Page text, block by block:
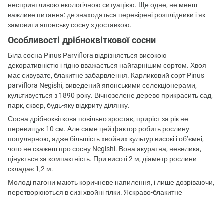
несприятливою екологічною ситуацією. Ще одне, не менш
важливе питання: де знаходяться перевірені розплідники і як
замовити японську сосну з доставкою.
Особливості дрібноквіткової сосни
Біла сосна Pinus Parviflora відрізняється високою
декоративністю і гідно вважається найгарнішим сортом. Хвоя
має сивувате, блакитне забарвлення. Карликовий сорт Pinus
parviflora Negishi, виведений японськими селекціонерами,
культивується з 1890 року. Вічнозелене дерево прикрасить сад,
парк, сквер, будь-яку відкриту ділянку.
Сосна дрібноквіткова повільно зростає, приріст за рік не
перевищує 10 см. Але саме цей фактор робить рослину
популярною, адже більшість хвойних культур високі і об’ємні,
чого не скажеш про сосну Negishi. Вона акуратна, невелика,
цінується за компактність. При висоті 2 м, діаметр рослини
складає 1,2 м.
Молоді пагони мають коричневе напилення, і лише дозріваючи,
перетворюються в сизі хвойні гілки. Яскраво-блакитне